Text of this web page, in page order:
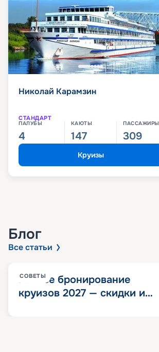
Николай Карамзин
СТАНДАРТ
ПАЛУБЫ
4
КАЮТЫ
147
ПАССАЖИРЫ
309
Круизы
Блог
Все статьи
СОВЕТЫ
Раннее бронирование
круизов 2027 — скидки и